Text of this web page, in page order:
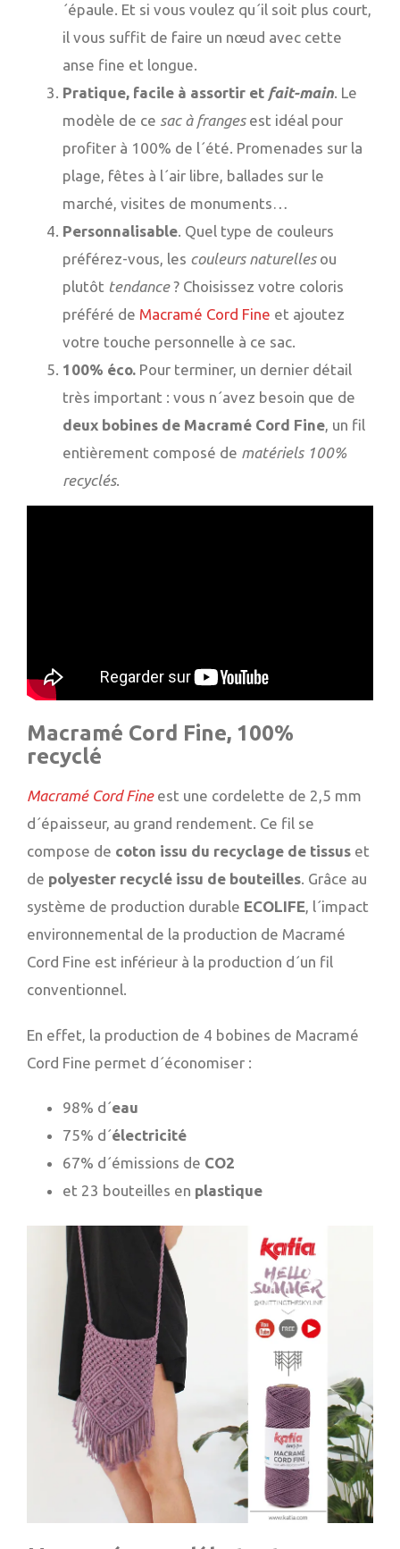
´épaule. Et si vous voulez qu´il soit plus court,
il vous suffit de faire un nœud avec cette
anse fine et longue.
Pratique, facile à assortir et fait-main. Le
modèle de ce sac à frangesest idéal pour
profiter à 100% de l´été. Promenades sur la
plage, fêtes à l´air libre, ballades sur le
marché, visites de monuments…
Personnalisable. Quel type de couleurs
préférez-vous, les couleurs naturellesou
plutôt tendance? Choisissez votre coloris
préféré de Macramé Cord Fine et ajoutez
votre touche personnelle à ce sac.
100% éco. Pour terminer, un dernier détail
très important : vous n´avez besoin que de
deux bobines de Macramé Cord Fine, un fil
entièrement composé de matériels 100%
recyclés.
Macramé Cord Fine, 100%
recyclé
Macramé Cord Fineest une cordelette de 2,5 mm
d´épaisseur, au grand rendement. Ce fil se
compose de coton issu du recyclage de tissus et
de polyester recyclé issu de bouteilles. Grâce au
système de production durable ECOLIFE, l´impact
environnemental de la production de Macramé
Cord Fine est inférieur à la production d´un fil
conventionnel.
En effet, la production de 4 bobines de Macramé
Cord Fine permet d´économiser :
98% d´eau
75% d´électricité
67% d´émissions de CO2
et 23 bouteilles en plastique